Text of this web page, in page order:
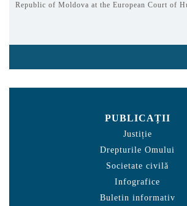
Republic of Moldova at the European Court of
PUBLICAȚII
Justiție
Drepturile Omului
Societate civilă
Infografice
Buletin informativ